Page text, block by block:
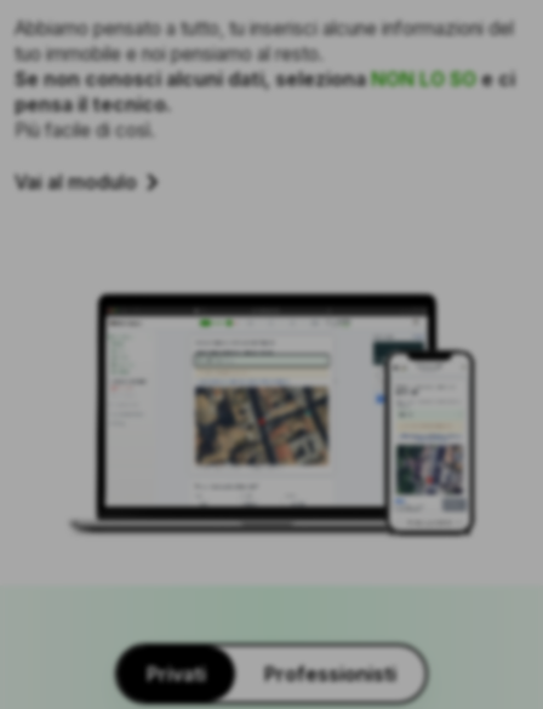
Abbiamo pensato a tutto, tu inserisci alcune informazioni del
tuo immobile e noi pensiamo al resto.
Se non conosci alcuni dati, selezionaNON LO SOe ci
pensa il tecnico.
Più facile di così.
Vai al modulo
Privati Professionisti